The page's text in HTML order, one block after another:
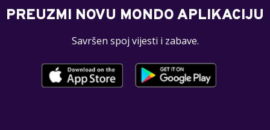
PREUZMI NOVU MONDO APLIKACIJU
Savršen spoj vijesti i zabave.